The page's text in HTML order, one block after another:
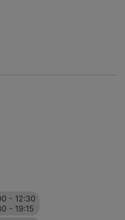
- 12:30
- 19:15